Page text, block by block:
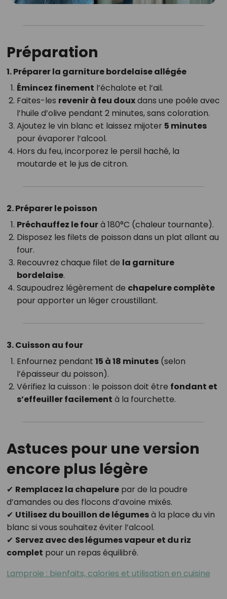
Préparation
1. Préparer la garniture bordelaise allégée
Émincez finement l’échalote et l’ail.
Faites-les revenir à feu douxdans une poêle avec
l’huile d’olive pendant 2 minutes, sans coloration.
Ajoutez le vin blanc et laissez mijoter 5 minutes
pour évaporer l’alcool.
Hors du feu, incorporez le persil haché, la
moutarde et le jus de citron.
2. Préparer le poisson
Préchauffez le fourà 180°C (chaleur tournante).
Disposez les filets de poisson dans un plat allant au
four.
Recouvrez chaque filet de la garniture
bordelaise.
Saupoudrez légèrement de chapelure complète
pour apporter un léger croustillant.
3. Cuisson au four
Enfournez pendant 15 à 18 minutes(selon
l’épaisseur du poisson).
Vérifiez la cuisson : le poisson doit être fondant et
s’effeuiller facilement à la fourchette.
Astuces pour une version
encore plus légère
✔ Remplacez la chapelurepar de la poudre
d’amandes ou des flocons d’avoine mixés.
✔ Utilisez du bouillon de légumesà la place du vin
blanc si vous souhaitez éviter l’alcool.
✔ Servez avec des légumes vapeur et du riz
complet pour un repas équilibré.
Lamproie : bienfaits, calories et utilisation en cuisine